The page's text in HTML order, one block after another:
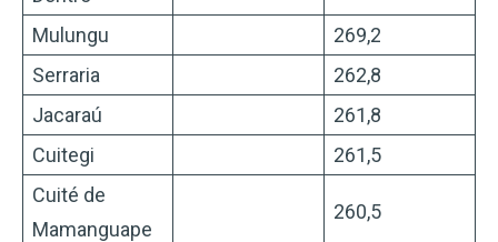
Mulungu
269,2
Serraria
262,8
Jacaraú
261,8
Cuitegi
261,5
Cuité de
Mamanguape
260,5